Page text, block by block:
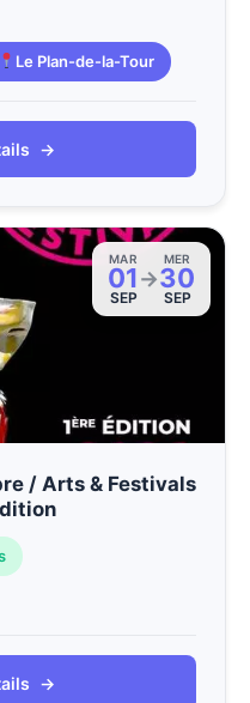
Le Plan-de-la-Tour
→
MAR
01
SEP
→
MER
30
SEP
/ Arts & Festivals
→